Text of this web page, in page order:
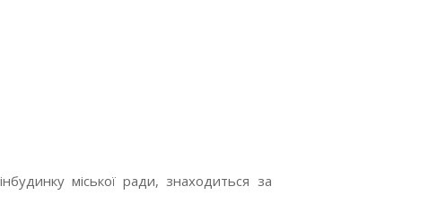
міської ради, знаходиться за